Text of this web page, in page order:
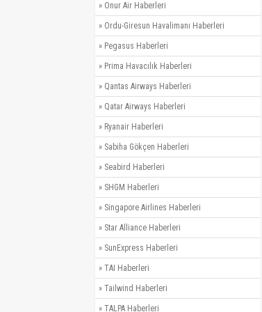
» Onur Air Haberleri
» Ordu-Giresun Havalimanı Haberleri
» Pegasus Haberleri
» Prima Havacılık Haberleri
» Qantas Airways Haberleri
» Qatar Airways Haberleri
» Ryanair Haberleri
» Sabiha Gökçen Haberleri
» Seabird Haberleri
» SHGM Haberleri
» Singapore Airlines Haberleri
» Star Alliance Haberleri
» SunExpress Haberleri
» TAI Haberleri
» Tailwind Haberleri
» TALPA Haberleri